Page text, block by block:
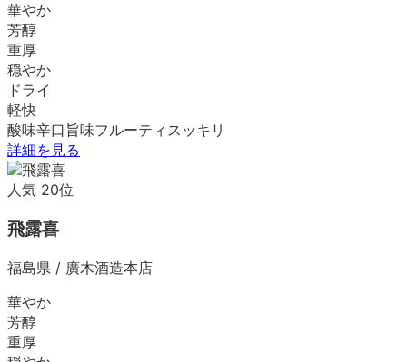
華やか
芳醇
重厚
穏やか
ドライ
軽快
酸味辛口 旨味フルーティ スッキリ
詳細を見る
人気 20位
飛露喜
福島県 / 廣木酒造本店
華やか
芳醇
重厚